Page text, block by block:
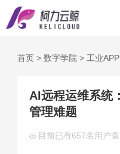
首页> 数字学院 > 工业APP
AI远程运维系统
管理难题
目前已有657名用户